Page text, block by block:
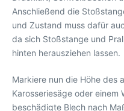
Anschließend die
und Zustand muss dafür
da sich Stoßstange und
hinten herausziehen lassen.
Markiere nun die Höhe des
Karosseriesäge oder einem
beschädigte Blech nach